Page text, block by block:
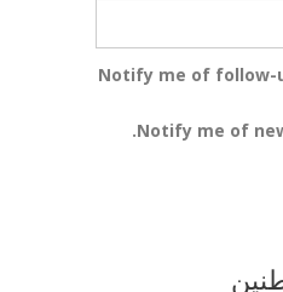
Notify me of follow-
Notify me of